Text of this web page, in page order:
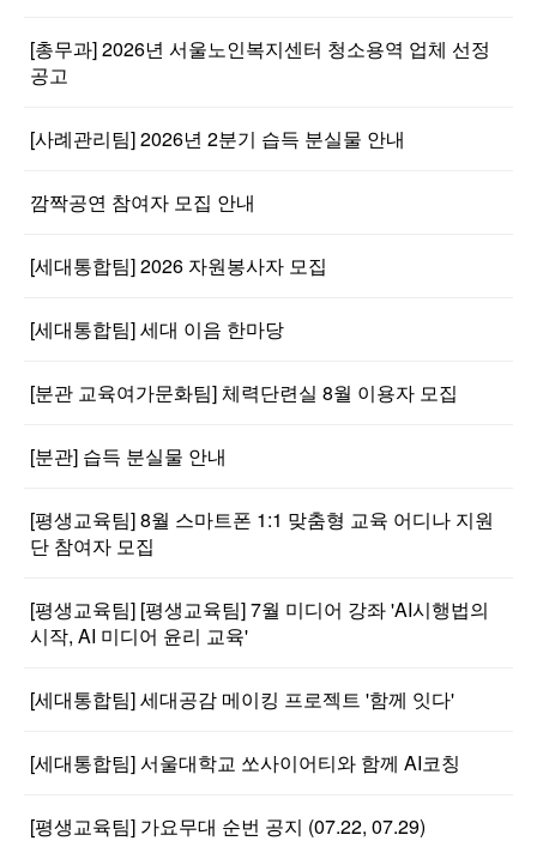
[총무과] 2026년 서울노인복지센터 청소용역 업체 선정
공고
[사례관리팀] 2026년 2분기 습득 분실물 안내
깜짝공연 참여자 모집 안내
[세대통합팀] 2026 자원봉사자 모집
[세대통합팀] 세대 이음 한마당
[분관 교육여가문화팀] 체력단련실 8월 이용자 모집
[분관] 습득 분실물 안내
[평생교육팀] 8월 스마트폰 1:1 맞춤형 교육 어디나 지원
단 참여자 모집
[평생교육팀] [평생교육팀] 7월 미디어 강좌 'AI시행법의
시작, AI 미디어 윤리 교육'
[세대통합팀] 세대공감 메이킹 프로젝트 '함께 잇다'
[세대통합팀] 서울대학교 쏘사이어티와 함께 AI코칭
[평생교육팀] 가요무대 순번 공지 (07.22, 07.29)